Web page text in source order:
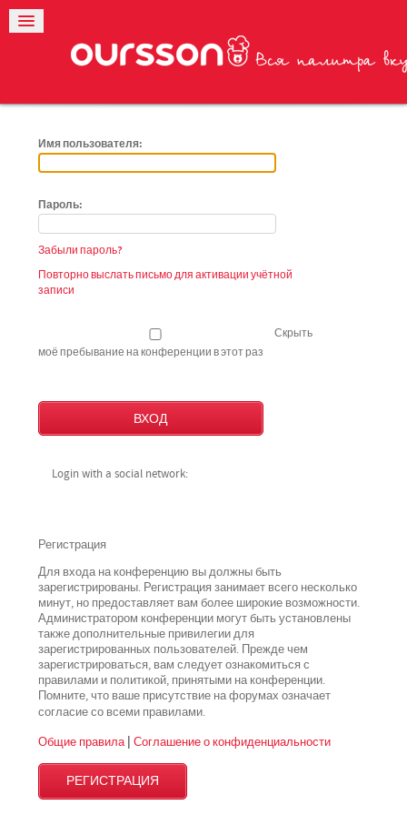
Имя пользователя:
Пароль:
Забыли пароль?
Повторно выслать письмо для активации учётной
записи
Скрыть
моё пребывание на конференции в этот раз
Login with a social network:
Регистрация
Для входа на конференцию вы должны быть
зарегистрированы. Регистрация занимает всего несколько
минут, но предоставляет вам более широкие возможности.
Администратором конференции могут быть установлены
также дополнительные привилегии для
зарегистрированных пользователей. Прежде чем
зарегистрироваться, вам следует ознакомиться с
правилами и политикой, принятыми на конференции.
Помните, что ваше присутствие на форумах означает
согласие со всемиправилами.
Общие правила| Соглашение о конфиденциальности
РЕГИСТРАЦИЯ